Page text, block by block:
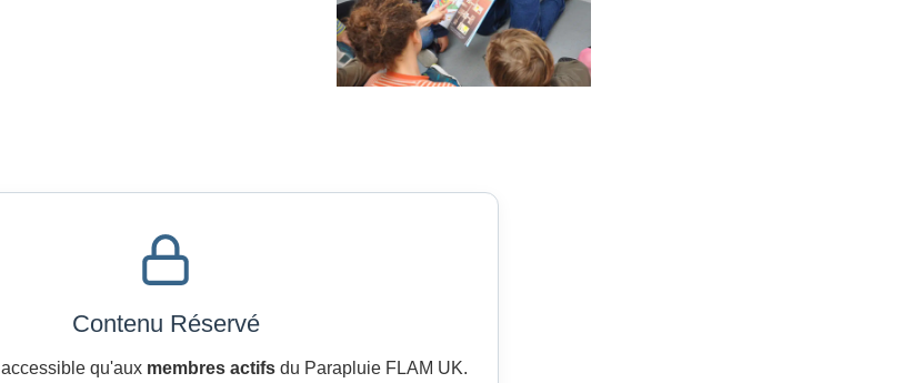
Contenu Réservé
qu'aux membres actifsdu Parapluie FLAM UK.